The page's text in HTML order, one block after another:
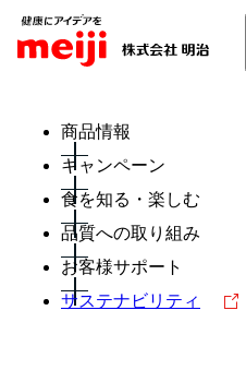
商品情報
キャンペーン
食を知る・楽しむ
品質への取り組み
お客様サポート
サステナビリティ